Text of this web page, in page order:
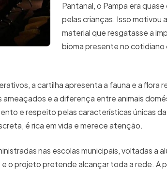
Pantanal, o Pampa era
pelas crianças. Isso motivou
material que resgatasse a
bioma presente no cotidiano
a cartilha apresenta a fauna e a flora
ameaçados e a diferença entre animais
e respeito pelas características únicas
é rica em vida e merece atenção.
nas escolas municipais, voltadas a
o projeto pretende alcançar toda a rede. A